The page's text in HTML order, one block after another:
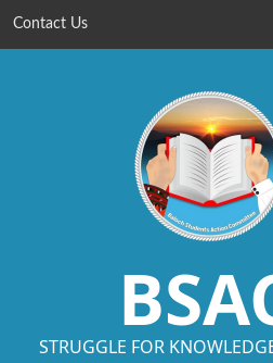
Contact Us
STRUGGLE FOR